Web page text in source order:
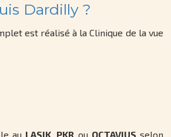
Dardilly ?
est réalisé à la Clinique de la vue
au LASIK, PKR ou OCTAVIUS selon